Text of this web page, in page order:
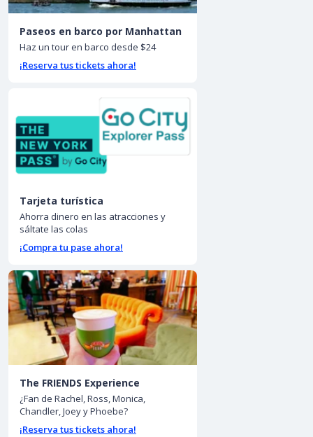
Paseos en barco por Manhattan
Haz un tour en barco desde $24
¡Reserva tus tickets ahora!
Tarjeta turística
Ahorra dinero en las atracciones y
sáltate las colas
¡Compra tu pase ahora!
The FRIENDS Experience
¿Fan de Rachel, Ross, Monica,
Chandler, Joey y Phoebe?
¡Reserva tus tickets ahora!